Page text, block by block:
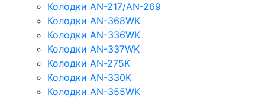
Колодки AN-217/AN-269
Колодки AN-368WK
Колодки AN-336WK
Колодки AN-337WK
Колодки AN-275K
Колодки AN-330K
Колодки AN-355WK